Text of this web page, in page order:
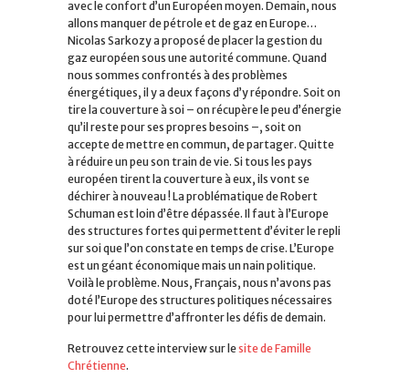
avec le confort d’un Européen moyen. Demain, nous
allons manquer de pétrole et de gaz en Europe…
Nicolas Sarkozy a proposé de placer la gestion du
gaz européen sous une autorité commune. Quand
nous sommes confrontés à des problèmes
énergétiques, il y a deux façons d’y répondre. Soit on
tire la couverture à soi – on récupère le peu d’énergie
qu’il reste pour ses propres besoins –, soit on
accepte de mettre en commun, de partager. Quitte
à réduire un peu son train de vie. Si tous les pays
européen tirent la couverture à eux, ils vont se
déchirer à nouveau ! La problématique de Robert
Schuman est loin d’être dépassée. Il faut à l’Europe
des structures fortes qui permettent d’éviter le repli
sur soi que l’on constate en temps de crise. L’Europe
est un géant économique mais un nain politique.
Voilà le problème. Nous, Français, nous n’avons pas
doté l’Europe des structures politiques nécessaires
pour lui permettre d’affronter les défis de demain.
Retrouvez cette interview sur lesite de Famille
Chrétienne.